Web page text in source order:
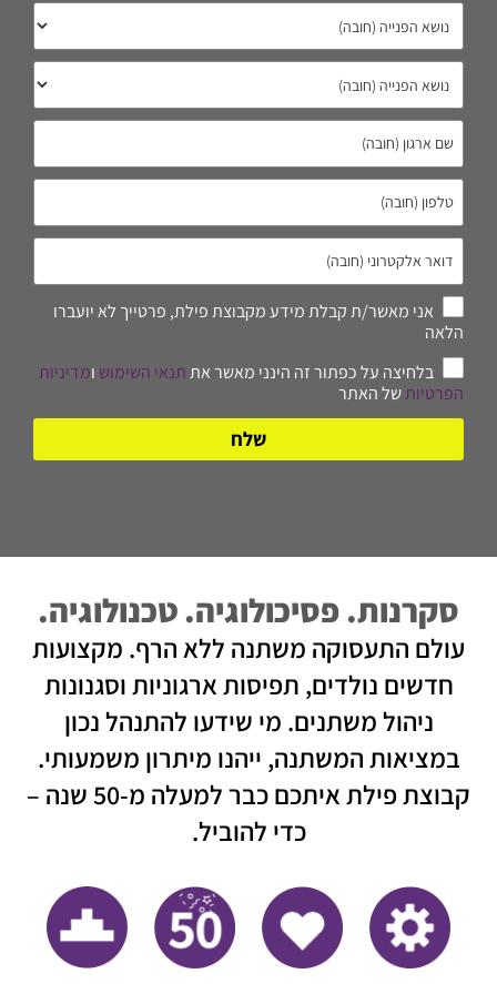
אני מאשר/ת קבלת מידע מקבוצת פילת, פרטייך לא יועברו
הלאה
בלחיצה על כפתור זה הינני מאשר אתתנאי השימוש ומדיניות
הפרטיותשל האתר
שלח
סקרנות. פסיכולוגיה. טכנולוגיה.
עולם התעסוקה משתנה ללא הרף. מקצועות
חדשים נולדים, תפיסות ארגוניות וסגנונות
ניהול משתנים. מי שידעו להתנהל נכון
במציאות המשתנה, ייהנו מיתרון משמעותי.
קבוצת פילת איתכם כבר למעלה מ-50 שנה –
כדי להוביל.